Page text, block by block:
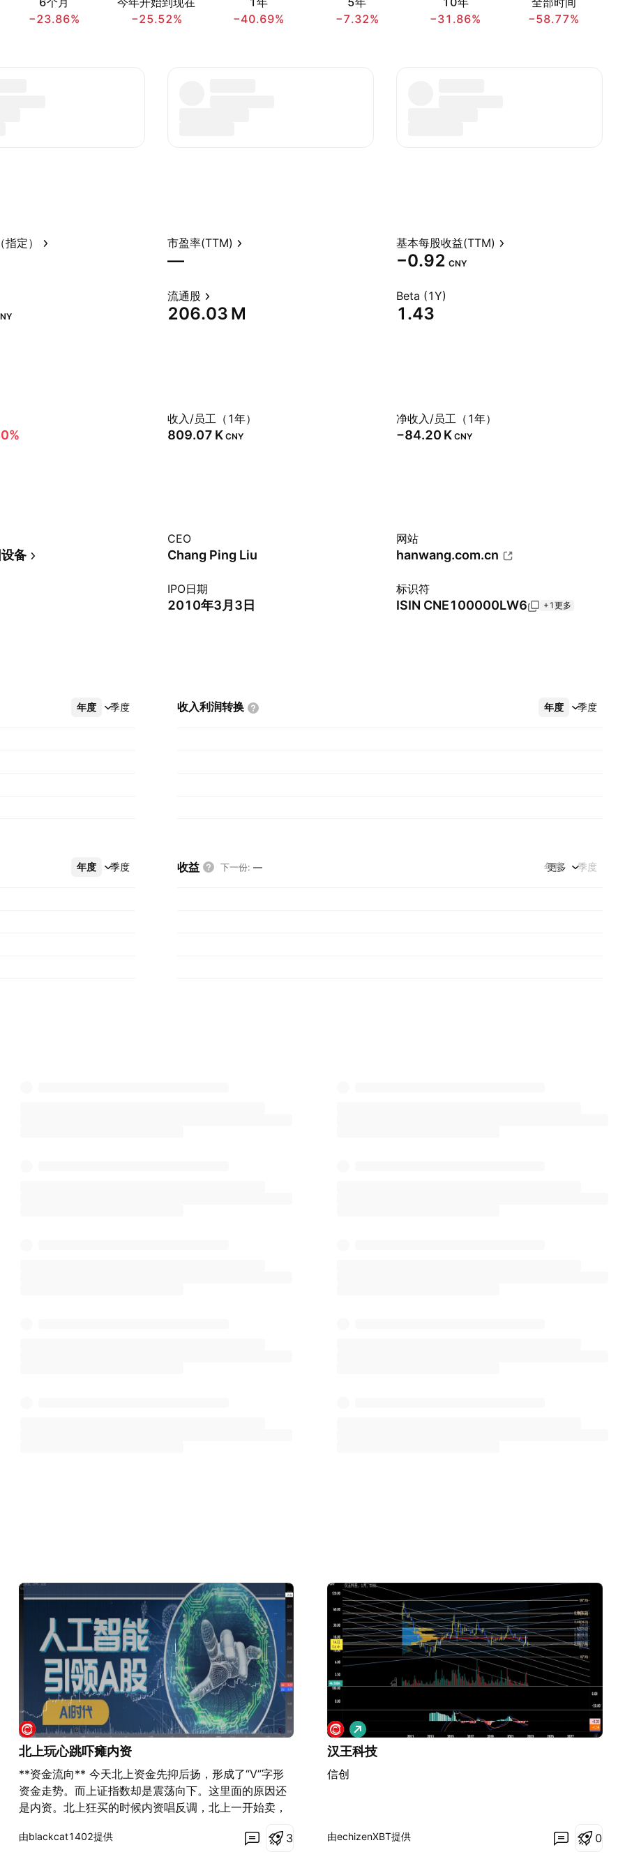
−23.86%
−25.52%
−40.69%
−7.32%
−31.86%
−58.77%
定） 市盈率(TTM)
—
基本每股收益(TTM)
−0.92 CNY
流通股
‪206.03 M‬
Beta (1Y)
1.43
收入/员工（1年）
‪809.07 K‬ CNY
净收入/员工（1年）
‪−84.20 K‬ CNY
备
CEO
Chang Ping Liu
网站
hanwang.com.cn
IPO日期
2010年3月3日
标识符
ISIN CNE100000LW6 +1更多
年度 季度
更多 收入利润转换 年度 季度
更多
年度 季度
更多 收益 下一份: — 年度 季度
更多
北上玩心跳吓瘫内资
**资金流向** 今天北上资金先抑后扬，形成了“V”字形
资金走势。而上证指数却是震荡向下。这里面的原因还
是内资。北上狂买的时候内资唱反调，北上一开始卖，
米国打了个气球，国内有人吓坏了，斥责气球单位给国
由blackcat1402提供 3
汉王科技
信创
做
多
由echizenXBT提供 0